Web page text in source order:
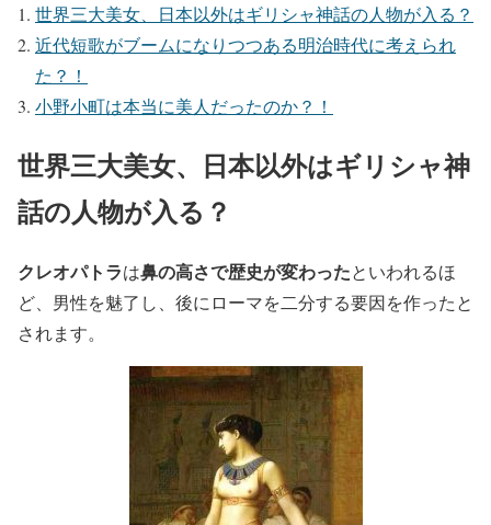
世界三大美女、日本以外はギリシャ神話の人物が入る？
近代短歌がブームになりつつある明治時代に考えられ
た？！
小野小町は本当に美人だったのか？！
世界三大美女、日本以外はギリシャ神
話の人物が入る？
クレオパトラは鼻の高さで歴史が変わったといわれるほ
ど、男性を魅了し、後にローマを二分する要因を作ったと
されます。